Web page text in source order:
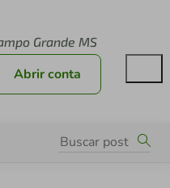
Grande MS
Abrir conta